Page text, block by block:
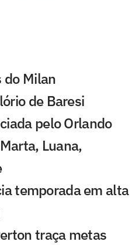
do Milan
de Baresi
pelo Orlando
Luana,
temporada em alta
traça metas